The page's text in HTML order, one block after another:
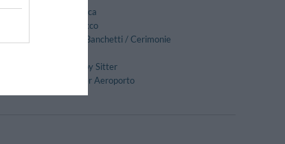
Cucina Dietetica
Lavaggio a secco
Ricevimenti / Banchetti / Cerimonie
Servizio di Baby Sitter
Transfer da/per Aeroporto